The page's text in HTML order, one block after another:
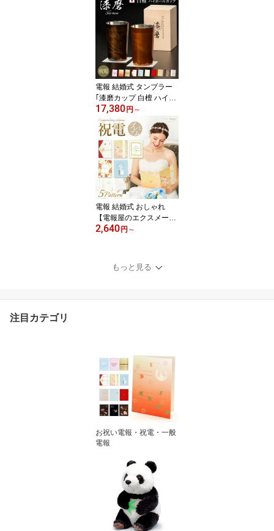
透明ケース入り お悔やみ
仏花 電報 弔電 メッセー
ジ 文例 葬儀 通夜 告別式
法要 一周忌 命日 お盆 供
養 新盆見舞い 初盆御見
舞 即日発送 翌日配達
電報 結婚式 タンブラー
｢漆磨カップ 白檀 ハイボ
ールカップ」と電報セッ
ト 送料無料 ギフト お祝
い 祝電 結婚祝い 文例 メ
ッセージ 誕生日 プレゼ
ント 還暦 長寿祝い 敬老
の日 暑中見舞い ステン
レス 保冷 保温 お酒 ビー
ル 男性 父親 日本製 即日
発送 翌日配達
17,380円 ～
電報 結婚式 おしゃれ
【電報屋のエクスメール
のお祝い・一般 プレミア
ジ ギフト 電報 誕生日 プ
レゼント 敬老の日 2026
2,640円 ～
もっと見る
注目カテゴリ
お祝い電報・祝電・一般
電報